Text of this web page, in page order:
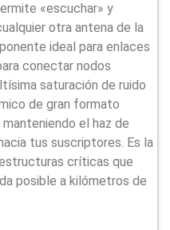
«escuchar» y
otra antena de la
ideal para enlaces
conectar nodos
saturación de ruido
de gran formato
el haz de
tus suscriptores. Es la
críticas que
posible a kilómetros de